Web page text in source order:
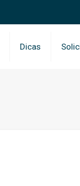
Dicas